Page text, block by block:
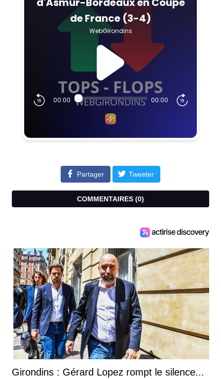
Partager Tweeter
COMMENTAIRES (0)
Girondins : Gérard Lopez rompt le silence...